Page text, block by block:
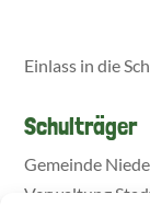
Einlass in die
Schulträger
Gemeinde
Verwaltung